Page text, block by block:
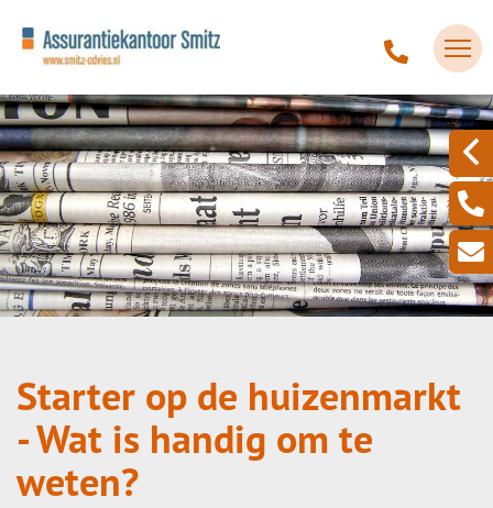
Starter op de huizenmarkt
- Wat is handig om te
weten?